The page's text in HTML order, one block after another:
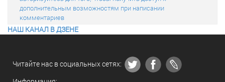
дополнительным возможностям при написании
комментариев
НАШ КАНАЛ В ДЗЕНЕ
Читайте нас в социальных сетях: